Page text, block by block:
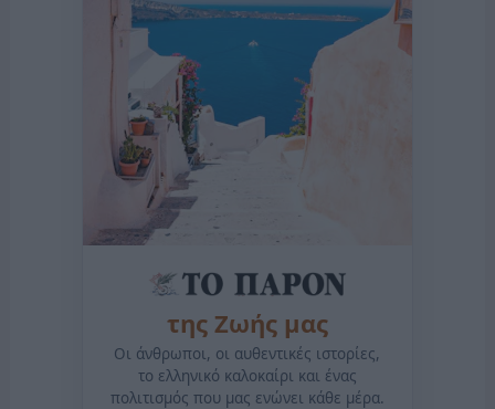
της Ζωής μας
Οι άνθρωποι, οι αυθεντικές ιστορίες,
το ελληνικό καλοκαίρι και ένας
πολιτισμός που μας ενώνει κάθε μέρα.